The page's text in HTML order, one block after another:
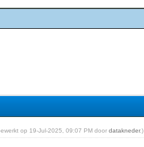
op 19-Jul-2025, 09:07 PM doordatakneder.)